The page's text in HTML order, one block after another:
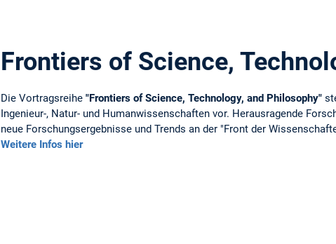
Frontiers of Science,
Die Vortragsreihe "Frontiers of Science, Technology, and Philosophy"
Ingenieur-, Natur- und Humanwissenschaften vor. Herausragende
neue Forschungsergebnisse und Trends an der "Front der
Weitere Infos hier